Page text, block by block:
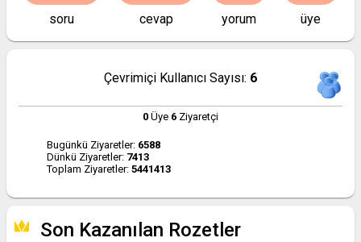
soru cevap yorum üye
Çevrimiçi Kullanıcı Sayısı: 6
0 Üye 6 Ziyaretçi
Bugünkü Ziyaretler: 6588
Dünkü Ziyaretler: 7413
Toplam Ziyaretler: 5441413
Son Kazanılan Rozetler